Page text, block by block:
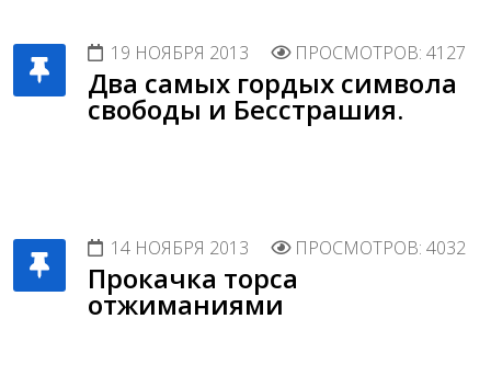
19 НОЯБРЯ 2013 ПРОСМОТРОВ: 4127
Два самых гордых символа
свободы и Бесстрашия.
14 НОЯБРЯ 2013 ПРОСМОТРОВ: 4032
Прокачка торса
отжиманиями